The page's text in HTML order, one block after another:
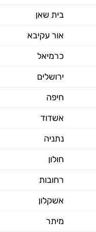
בית שאן
אור עקיבא
כרמיאל
ירושלים
חיפה
אשדוד
נתניה
חולון
רחובות
אשקלון
מיתר